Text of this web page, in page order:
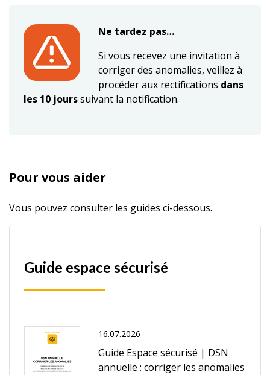
Ne tardez pas…
Si vous recevez une invitation à
corriger des anomalies, veillez à
procéder aux rectifications dans
les 10 jourssuivant la notification.
Pour vous aider
Vous pouvez consulter les guides ci-dessous.
Guide espace sécurisé
16.07.2026
Guide Espace sécurisé | DSN
annuelle : corriger les anomalies